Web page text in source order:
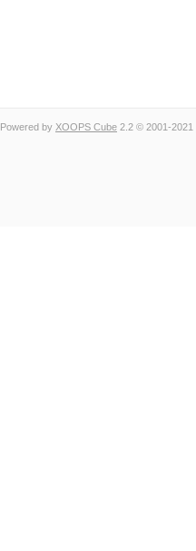
Powered by XOOPS Cube 2.2 © 2001-2021